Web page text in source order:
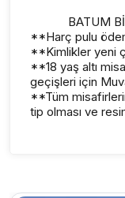
BATUM
**Harç pulu
**Kimlikler yeni
**18 yaş altı
geçişleri için
**Tüm
tip olması ve